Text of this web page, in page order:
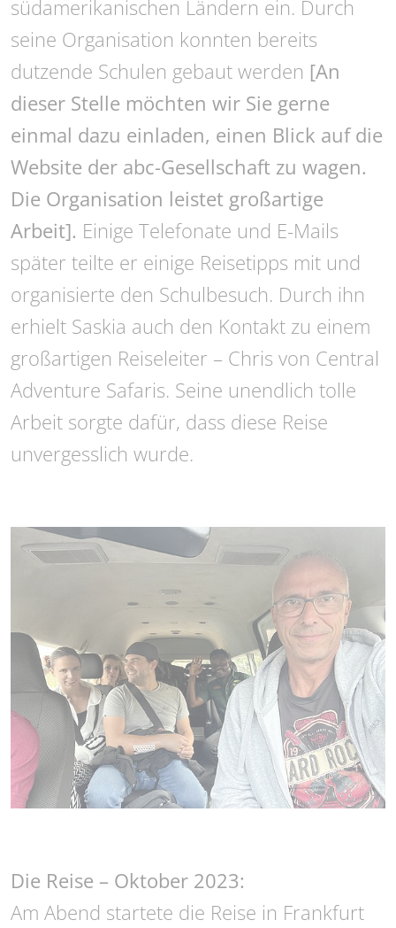
südamerikanischen Ländern ein. Durch
seine Organisation konnten bereits
dutzende Schulen gebaut werden [An
dieser Stelle möchten wir Sie gerne
einmal dazu einladen, einen Blick auf die
Website der abc-Gesellschaft zu wagen.
Die Organisation leistet großartige
Arbeit]. Einige Telefonate und E-Mails
später teilte er einige Reisetipps mit und
organisierte den Schulbesuch. Durch ihn
erhielt Saskia auch den Kontakt zu einem
großartigen Reiseleiter – Chris von Central
Adventure Safaris. Seine unendlich tolle
Arbeit sorgte dafür, dass diese Reise
unvergesslich wurde.
Die Reise – Oktober 2023:
Am Abend startete die Reise in Frankfurt